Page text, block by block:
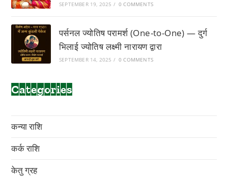
SEPTEMBER 19, 2025 / 0 COMMENTS
पर्सनल ज्योतिष परामर्श (One-to-One) — दुर्ग
भिलाई ज्योतिष लक्ष्मी नारायण द्वारा
SEPTEMBER 14, 2025 / 0 COMMENTS
Categories
कन्या राशि
कर्क राशि
केतु ग्रह